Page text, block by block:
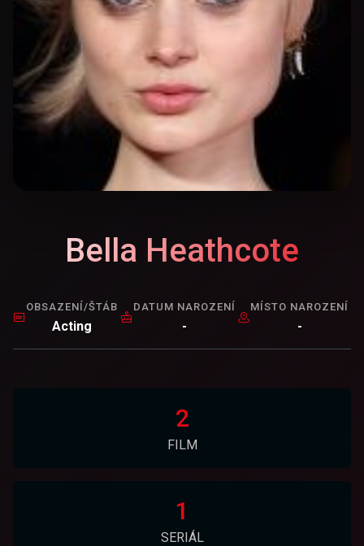
Bella Heathcote
OBSAZENÍ/ŠTÁB
Acting
DATUM NAROZENÍ
-
MÍSTO NAROZENÍ
-
2
FILM
1
SERIÁL